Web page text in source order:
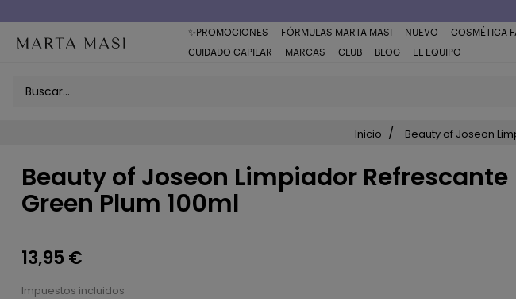
✨PROMOCIONES FÓRMULAS MARTA MASI NUEVO COSMÉTICA
CUIDADO CAPILAR
MARCAS CLUB BLOG EL EQUIPO
Inicio Beauty of Joseon
Beauty of Joseon Limpiador Refrescante
Green Plum 100ml
13,95 €
Impuestos incluidos